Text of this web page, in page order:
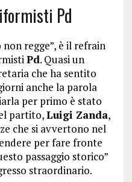
Pd
regge”, è il refrain
Pd. Quasi un
che ha sentito
anche la parola
per primo è stato
partito,Luigi Zanda,
che si avvertono nel
per fare fronte
passaggio storico”
straordinario.